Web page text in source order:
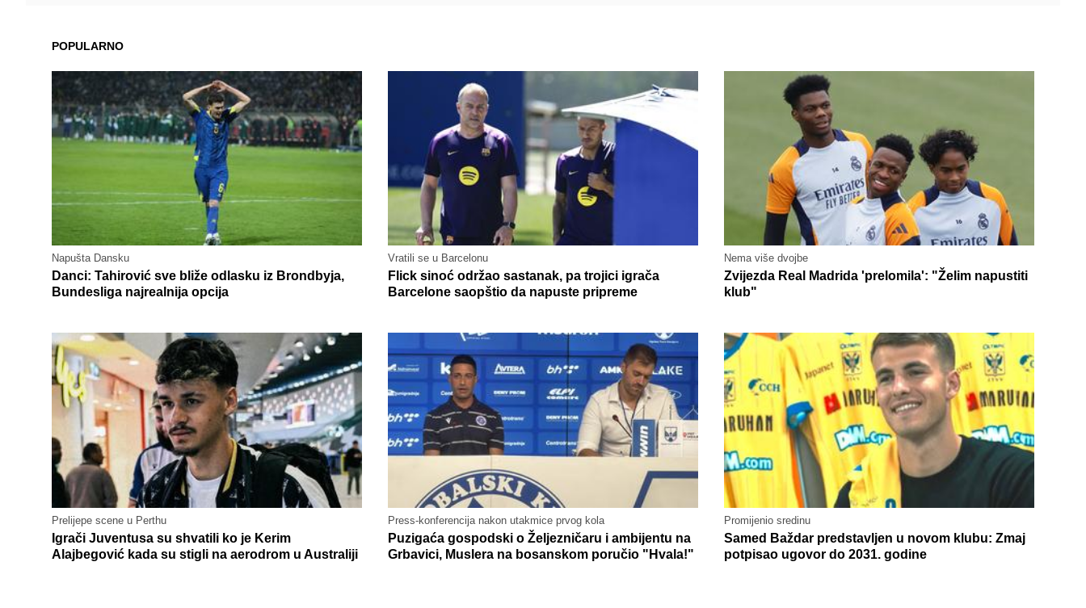
POPULARNO
Napušta Dansku
Danci: Tahirović sve bliže odlasku iz Brondbyja,
Bundesliga najrealnija opcija
Vratili se u Barcelonu
Flick sinoć održao sastanak, pa trojici igrača
Barcelone saopštio da napuste pripreme
Nema više dvojbe
Zvijezda Real Madrida 'prelomila': "Želim napustiti
klub"
Prelijepe scene u Perthu
Igrači Juventusa su shvatili ko je Kerim
Alajbegović kada su stigli na aerodrom u Australiji
Press-konferencija nakon utakmice prvog kola
Puzigaća gospodski o Željezničaru i ambijentu na
Grbavici, Muslera na bosanskom poručio "Hvala!"
Promijenio sredinu
Samed Baždar predstavljen u novom klubu: Zmaj
potpisao ugovor do 2031. godine